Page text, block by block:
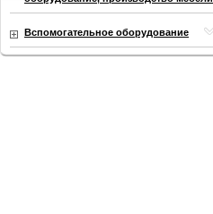
Вспомогательное оборудование